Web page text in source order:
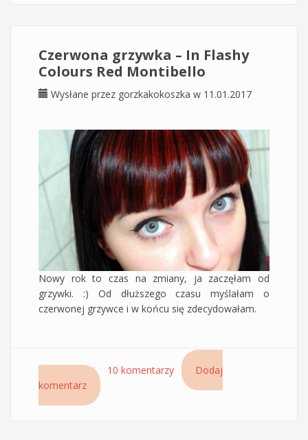
Czerwona grzywka – In Flashy
Colours Red Montibello
Wysłane przez gorzkakokoszka w 11.01.2017
Nowy rok to czas na zmiany, ja zaczęłam od
grzywki. :) Od dłuższego czasu myślałam o
czerwonej grzywce i w końcu się zdecydowałam.
Czytaj dalejwpis Czerwona grzywka – In Flashy Colours
10 komentarzy
Dodaj
komentarz